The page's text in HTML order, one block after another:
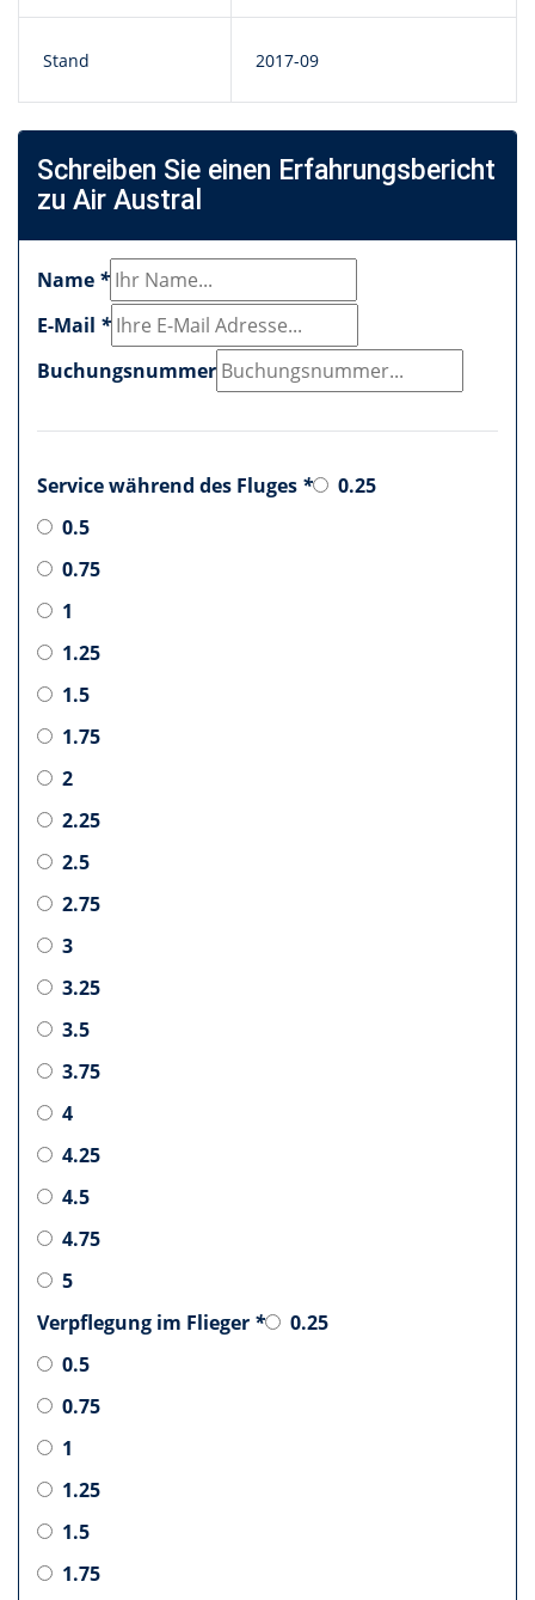
Stand 2017-09
Schreiben Sie einen Erfahrungsbericht
zu Air Austral
Name *
E-Mail *
Buchungsnummer
Service während des Fluges *
0.25
0.5
0.75
1
1.25
1.5
1.75
2
2.25
2.5
2.75
3
3.25
3.5
3.75
4
4.25
4.5
4.75
5
Verpflegung im Flieger *
0.25
0.5
0.75
1
1.25
1.5
1.75